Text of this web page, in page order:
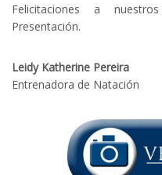
Felicitaciones a
Presentación.
Leidy Katherine Pereira
Entrenadora de Natación